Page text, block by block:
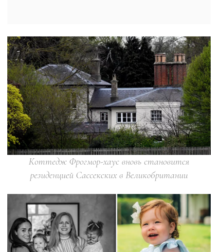
Коттедж Фрогмор-хаус вновь становится
резиденцией Сассекских в Великобритании